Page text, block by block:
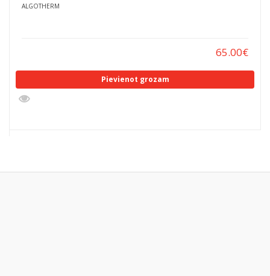
ALGOTHERM
65.00€
Pievienot grozam